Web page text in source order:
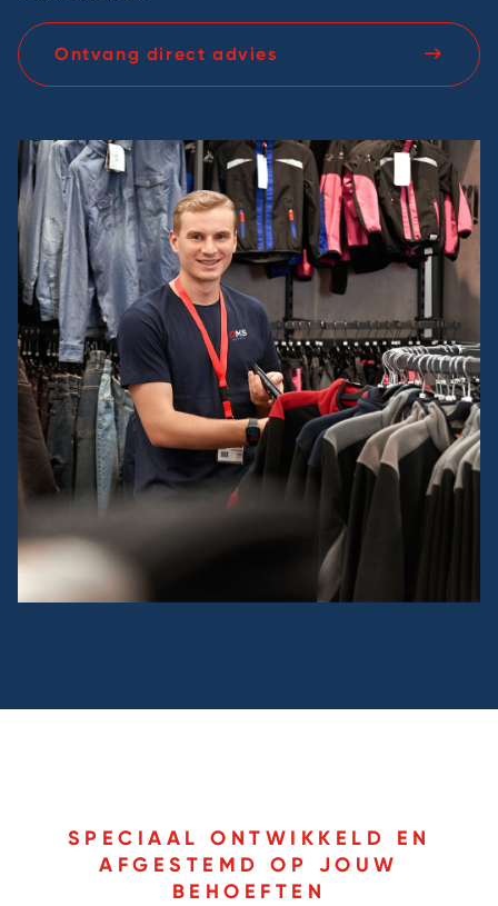
Ontvang direct advies
SPECIAAL ONTWIKKELD EN
AFGESTEMD OP JOUW
BEHOEFTEN